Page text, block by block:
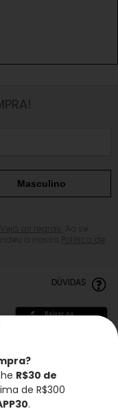
Masculino
DÚVIDAS
Entrega rápida
R$30 de
de R$300
.